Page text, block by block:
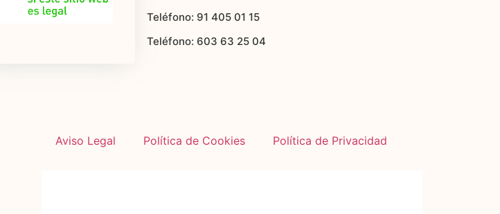
Teléfono: 91 405 01 15
Teléfono: 603 63 25 04
Aviso Legal Política de Cookies Política de Privacidad